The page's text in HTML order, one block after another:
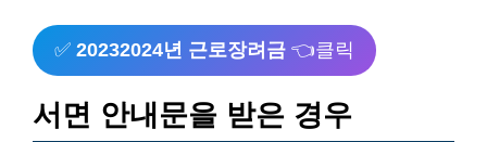
✅ 20232024년 근로장려금 👈클릭
서면 안내문을 받은 경우